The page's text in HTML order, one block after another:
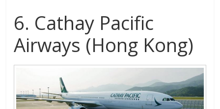
6. Cathay Pacific
Airways (Hong Kong)